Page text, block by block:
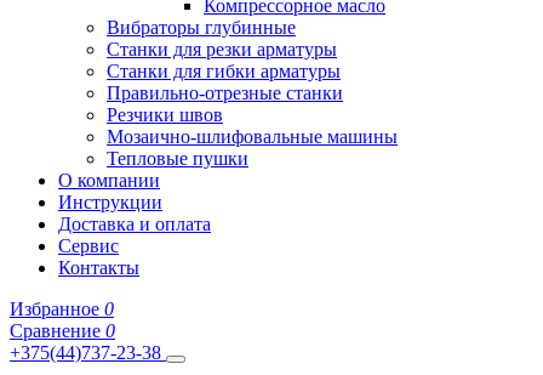
Компрессорное масло
Вибраторы глубинные
Станки для резки арматуры
Станки для гибки арматуры
Правильно-отрезные станки
Резчики швов
Мозаично-шлифовальные машины
Тепловые пушки
О компании
Инструкции
Доставка и оплата
Сервис
Контакты
Избранное 0
Сравнение 0
+375(44)737-23-38